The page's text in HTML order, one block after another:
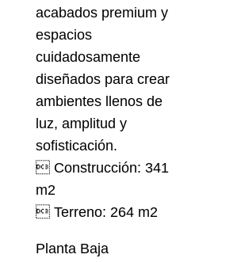
acabados premium y
espacios
cuidadosamente
diseñados para crear
ambientes llenos de
luz, amplitud y
sofisticación.
 Construcción: 341
m2
 Terreno: 264 m2
Planta Baja